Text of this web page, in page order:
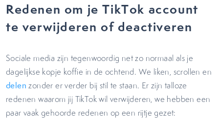
Redenen om je TikTok account
te verwijderen of deactiveren
Sociale media zijn tegenwoordig net zo normaal als je
dagelijkse kopje koffie in de ochtend. We liken, scrollen en
delen zonder er verder bij stil te staan. Er zijn talloze
redenen waarom jij TikTok wil verwijderen, we hebben een
paar vaak gehoorde redenen op een rijtje gezet: